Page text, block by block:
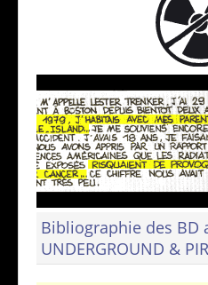
Bibliographie des BD
UNDERGROUND &